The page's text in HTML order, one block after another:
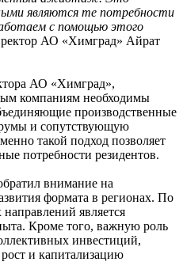
являются те потребности
с помощью этого
АО «Химград» Айрат
АО «Химград»,
компаниям необходимы
производственные
и сопутствующую
такой подход позволяет
потребности резидентов.
внимание на
формата в регионах. По
является
Кроме того, важную роль
инвестиций,
и капитализацию